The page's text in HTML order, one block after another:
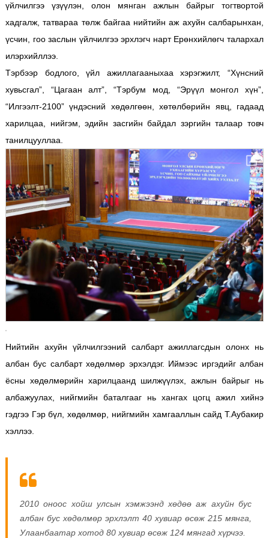
үйлчилгээ үзүүлэн, олон мянган ажлын байрыг тогтвортой
хадгалж, татвараа төлж байгаа нийтийн аж ахуйн салбарынхан,
үсчин, гоо заслын үйлчилгээ эрхлэгч нарт Ерөнхийлөгч талархал
илэрхийллээ.
Тэрбээр бодлого, үйл ажиллагааныхаа хэрэгжилт, “Хүнсний
хувьсгал”, “Цагаан алт”, “Тэрбум мод, “Эрүүл монгол хүн”,
“Илгээлт-2100” үндэсний хөдөлгөөн, хөтөлбөрийн явц, гадаад
харилцаа, нийгэм, эдийн засгийн байдал зэргийн талаар товч
танилцууллаа.
Нийтийн ахуйн үйлчилгээний салбарт ажиллагсдын олонх нь
албан бус салбарт хөдөлмөр эрхэлдэг. Иймээс иргэдийг албан
ёсны хөдөлмөрийн харилцаанд шилжүүлэх, ажлын байрыг нь
албажуулах, нийгмийн баталгааг нь хангах цогц ажил хийнэ
гэдгээ Гэр бүл, хөдөлмөр, нийгмийн хамгааллын сайд Т.Аубакир
хэллээ.
2010 оноос хойш улсын хэмжээнд хөдөө аж ахуйн бус
албан бус хөдөлмөр эрхлэлт 40 хувиар өсөж 215 мянга,
Улаанбаатар хотод 80 хувиар өсөж 124 мянгад хүрчээ.